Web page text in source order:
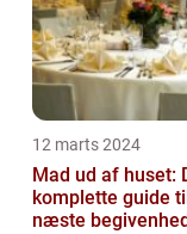
12 marts 2024
Mad ud af huset:
komplette guide
næste